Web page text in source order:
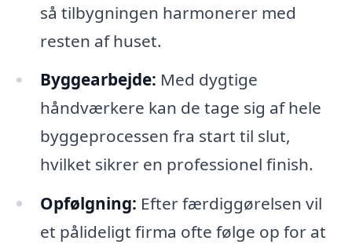
så tilbygningen harmonerer med
resten af huset.
Byggearbejde: Med dygtige
håndværkere kan de tage sig af hele
byggeprocessen fra start til slut,
hvilket sikrer en professionel finish.
Opfølgning: Efter færdiggørelsen vil
et pålideligt firma ofte følge op for at